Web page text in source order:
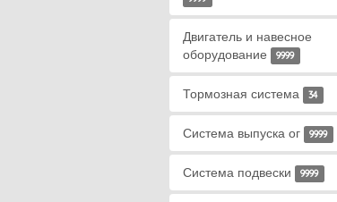
Двигатель и навесное
оборудование
9999
Тормозная система 34
Система выпуска ог 9999
Система подвески 9999